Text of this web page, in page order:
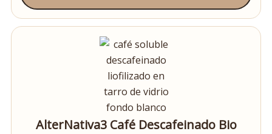
AlterNativa3 Café Descafeinado Bio